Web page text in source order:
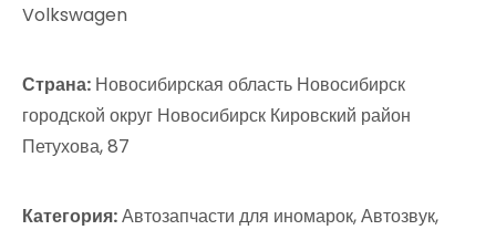
Volkswagen
Страна: Новосибирская область Новосибирск
городской округ Новосибирск Кировский район
Петухова, 87
Категория:Автозапчасти для иномарок, Автозвук,